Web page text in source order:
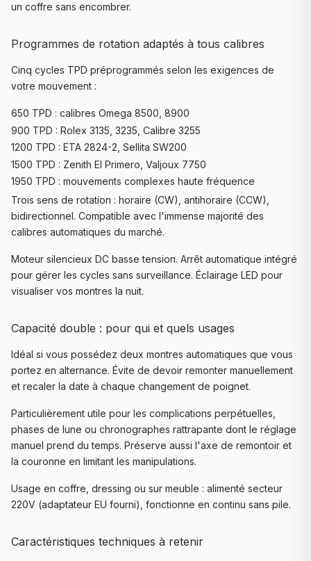
un coffre sans encombrer.
Programmes de rotation adaptés à tous calibres
Cinq cycles TPD préprogrammés selon les exigences de
votre mouvement :
650 TPD : calibres Omega 8500, 8900
900 TPD : Rolex 3135, 3235, Calibre 3255
1200 TPD : ETA 2824-2, Sellita SW200
1500 TPD : Zenith El Primero, Valjoux 7750
1950 TPD : mouvements complexes haute fréquence
Trois sens de rotation : horaire (CW), antihoraire (CCW),
bidirectionnel. Compatible avec l'immense majorité des
calibres automatiques du marché.
Moteur silencieux DC basse tension. Arrêt automatique intégré
pour gérer les cycles sans surveillance. Éclairage LED pour
visualiser vos montres la nuit.
Capacité double : pour qui et quels usages
Idéal si vous possédez deux montres automatiques que vous
portez en alternance. Évite de devoir remonter manuellement
et recaler la date à chaque changement de poignet.
Particulièrement utile pour les complications perpétuelles,
phases de lune ou chronographes rattrapante dont le réglage
manuel prend du temps. Préserve aussi l'axe de remontoir et
la couronne en limitant les manipulations.
Usage en coffre, dressing ou sur meuble : alimenté secteur
220V (adaptateur EU fourni), fonctionne en continu sans pile.
Caractéristiques techniques à retenir